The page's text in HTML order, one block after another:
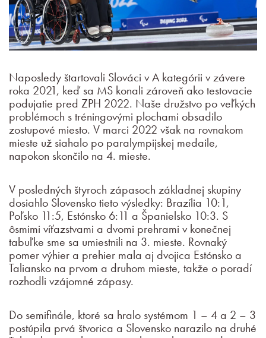
Naposledy štartovali Slováci v A kategórii v závere
roka 2021, keď sa MS konali zároveň ako testovacie
podujatie pred ZPH 2022. Naše družstvo po veľkých
problémoch s tréningovými plochami obsadilo
zostupové miesto. V marci 2022 však na rovnakom
mieste už siahalo po paralympijskej medaile,
napokon skončilo na 4. mieste.
V posledných štyroch zápasoch základnej skupiny
dosiahlo Slovensko tieto výsledky: Brazília 10:1,
Poľsko 11:5, Estónsko 6:11 a Španielsko 10:3. S
ôsmimi víťazstvami a dvomi prehrami v konečnej
tabuľke sme sa umiestnili na 3. mieste. Rovnaký
pomer výhier a prehier mala aj dvojica Estónsko a
Taliansko na prvom a druhom mieste, takže o poradí
rozhodli vzájomné zápasy.
Do semifinále, ktoré sa hralo systémom 1 – 4 a 2 – 3
postúpila prvá štvorica a Slovensko narazilo na druhé